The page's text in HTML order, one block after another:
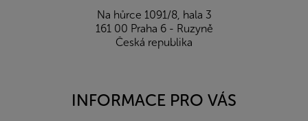
Na hůrce 1091/8, hala 3
161 00 Praha 6 - Ruzyně
Česká republika
INFORMACE PRO VÁS